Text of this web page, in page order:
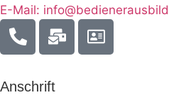
E-Mail:
Anschrift